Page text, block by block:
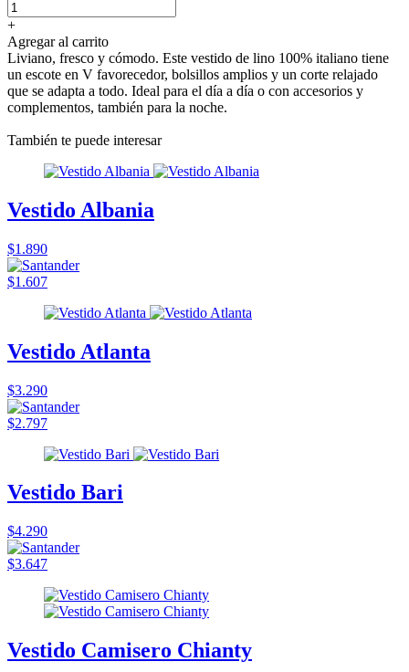
+
Agregar al carrito
Liviano, fresco y cómodo. Este vestido de lino 100% italiano tiene
un escote en V favorecedor, bolsillos amplios y un corte relajado
que se adapta a todo. Ideal para el día a día o con accesorios y
complementos, también para la noche.
También te puede interesar
Vestido Albania
$1.890
$1.607
Vestido Atlanta
$3.290
$2.797
Vestido Bari
$4.290
$3.647
Vestido Camisero Chianty